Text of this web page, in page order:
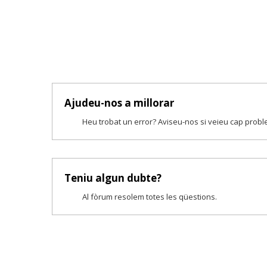
Ajudeu-nos a millorar
Heu trobat un error? Aviseu-nos si veieu cap
Teniu algun dubte?
Al fòrum resolem totes les qüestions.